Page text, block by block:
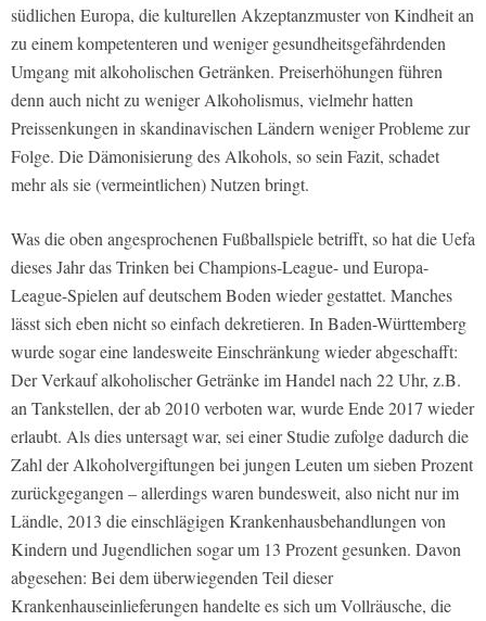
südlichen Europa, die kulturellen Akzeptanzmuster von Kindheit an
zu einem kompetenteren und weniger gesundheitsgefährdenden
Umgang mit alkoholischen Getränken. Preiserhöhungen führen
denn auch nicht zu weniger Alkoholismus, vielmehr hatten
Preissenkungen in skandinavischen Ländern weniger Probleme zur
Folge. Die Dämonisierung des Alkohols, so sein Fazit, schadet
mehr als sie (vermeintlichen) Nutzen bringt.
Was die oben angesprochenen Fußballspiele betrifft, so hat die Uefa
dieses Jahr das Trinken bei Champions-League- und Europa-
League-Spielen auf deutschem Boden wieder gestattet. Manches
lässt sich eben nicht so einfach dekretieren. In Baden-Württemberg
wurde sogar eine landesweite Einschränkung wieder abgeschafft:
Der Verkauf alkoholischer Getränke im Handel nach 22 Uhr, z.B.
an Tankstellen, der ab 2010 verboten war, wurde Ende 2017 wieder
erlaubt. Als dies untersagt war, sei einer Studie zufolge dadurch die
Zahl der Alkoholvergiftungen bei jungen Leuten um sieben Prozent
zurückgegangen – allerdings waren bundesweit, also nicht nur im
Ländle, 2013 die einschlägigen Krankenhausbehandlungen von
Kindern und Jugendlichen sogar um 13 Prozent gesunken. Davon
abgesehen: Bei dem überwiegenden Teil dieser
Krankenhauseinlieferungen handelte es sich um Vollräusche, die